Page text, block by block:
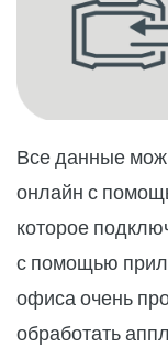
Все данные
онлайн с
которое
с помощью
офиса очень
обработать